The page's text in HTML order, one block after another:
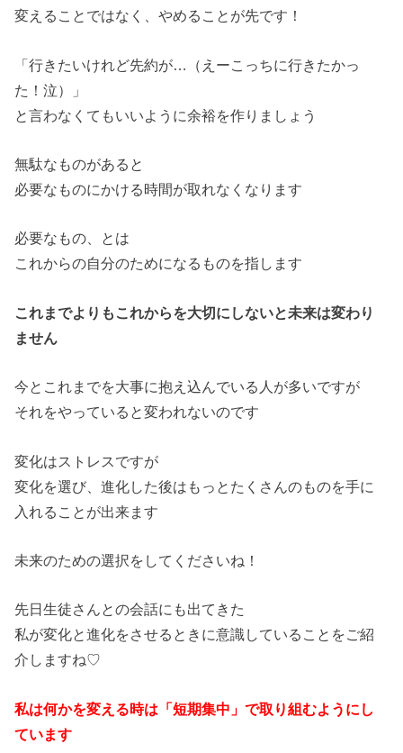
変えることではなく、やめることが先です！
「行きたいけれど先約が…（えーこっちに行きたかっ
た！泣）」
と言わなくてもいいように余裕を作りましょう
無駄なものがあると
必要なものにかける時間が取れなくなります
必要なもの、とは
これからの自分のためになるものを指します
これまでよりもこれからを大切にしないと未来は変わり
ません
今とこれまでを大事に抱え込んでいる人が多いですが
それをやっていると変われないのです
変化はストレスですが
変化を選び、進化した後はもっとたくさんのものを手に
入れること が出来ます
未来のための選択をしてくださいね！
先日生徒さんとの会話にも出てきた
私が変化と進化をさせるときに意識していることをご紹
介しますね♡
私は何かを変える時は「短期集中」で取り組むようにし
ています